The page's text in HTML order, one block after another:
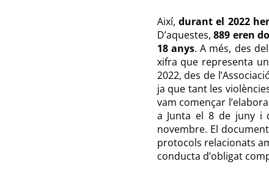
Així, durant el 2022
D’aquestes, 889 eren
18 anys. A més, des
xifra que representa
2022, des de
ja que tant les
vam començar
a Junta el 8 de juny i
novembre. El
protocols relacionats
conducta d’obligat